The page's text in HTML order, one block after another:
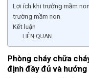
Lợi ích khi trường mầm
trường mầm non
Kết luận
LIÊN QUAN
Phòng cháy chữa
định đầy đủ và